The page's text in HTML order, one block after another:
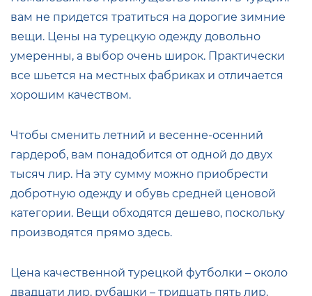
вам не придется тратиться на дорогие зимние
вещи. Цены на турецкую одежду довольно
умеренны, а выбор очень широк. Практически
все шьется на местных фабриках и отличается
хорошим качеством.
Чтобы сменить летний и весенне-осенний
гардероб, вам понадобится от одной до двух
тысяч лир. На эту сумму можно приобрести
добротную одежду и обувь средней ценовой
категории. Вещи обходятся дешево, поскольку
производятся прямо здесь.
Цена качественной турецкой футболки – около
двадцати лир, рубашки – тридцать пять лир,